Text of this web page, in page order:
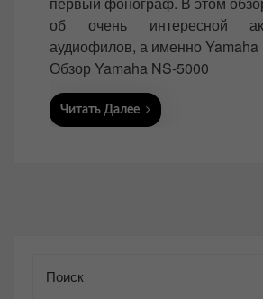
об очень интересной
аудиофилов, а именно Yamaha
Обзор Yamaha NS-5000
Читать Далее